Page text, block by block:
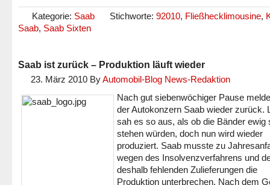
Kategorie: Saab Stichworte: 92010, Fließhecklimousine,
Saab, Saab Sixten
Saab ist zurück – Produktion läuft wieder
23. März 2010 ByAutomobil-Blog News-Redaktion
Nach gut siebenwöchiger Pause
der Autokonzern Saab wieder zurück.
sah es so aus, als ob die Bänder ewig
stehen würden, doch nun wird wieder
produziert. Saab musste zu
wegen des Insolvenzverfahrens und
deshalb fehlenden Zulieferungen die
Produktion unterbrechen. Nach dem